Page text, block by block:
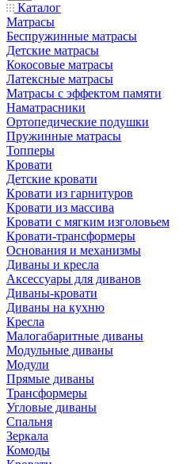
Каталог
Матрасы
Беспружинные матрасы
Детские матрасы
Кокосовые матрасы
Латексные матрасы
Матрасы с эффектом памяти
Наматрасники
Ортопедические подушки
Пружинные матрасы
Топперы
Кровати
Детские кровати
Кровати из гарнитуров
Кровати из массива
Кровати с мягким изголовьем
Кровати-трансформеры
Основания и механизмы
Диваны и кресла
Аксессуары для диванов
Диваны-кровати
Диваны на кухню
Кресла
Малогабаритные диваны
Модульные диваны
Модули
Прямые диваны
Трансформеры
Угловые диваны
Спальня
Зеркала
Комоды